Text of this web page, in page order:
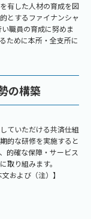
有した人材の育成を図
とするファイナンシャ
職員の育成に努めま
ために本所・全支所に
の構築
ていただける共済仕組
的な研修を実施すると
的確な保障・サービス
取り組みます。
および（注）】